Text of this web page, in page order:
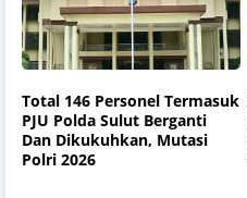
Total 146 Personel Termasuk
PJU Polda Sulut Berganti
Dan Dikukuhkan, Mutasi
Polri 2026